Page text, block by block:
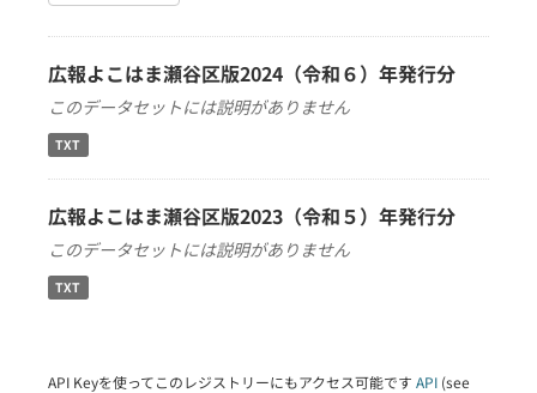
広報よこはま瀬谷区版2024（令和６）年発行分
このデータセットには説明がありません
TXT
広報よこはま瀬谷区版2023（令和５）年発行分
このデータセットには説明がありません
TXT
API Keyを使ってこのレジストリーにもアクセス可能です API (see